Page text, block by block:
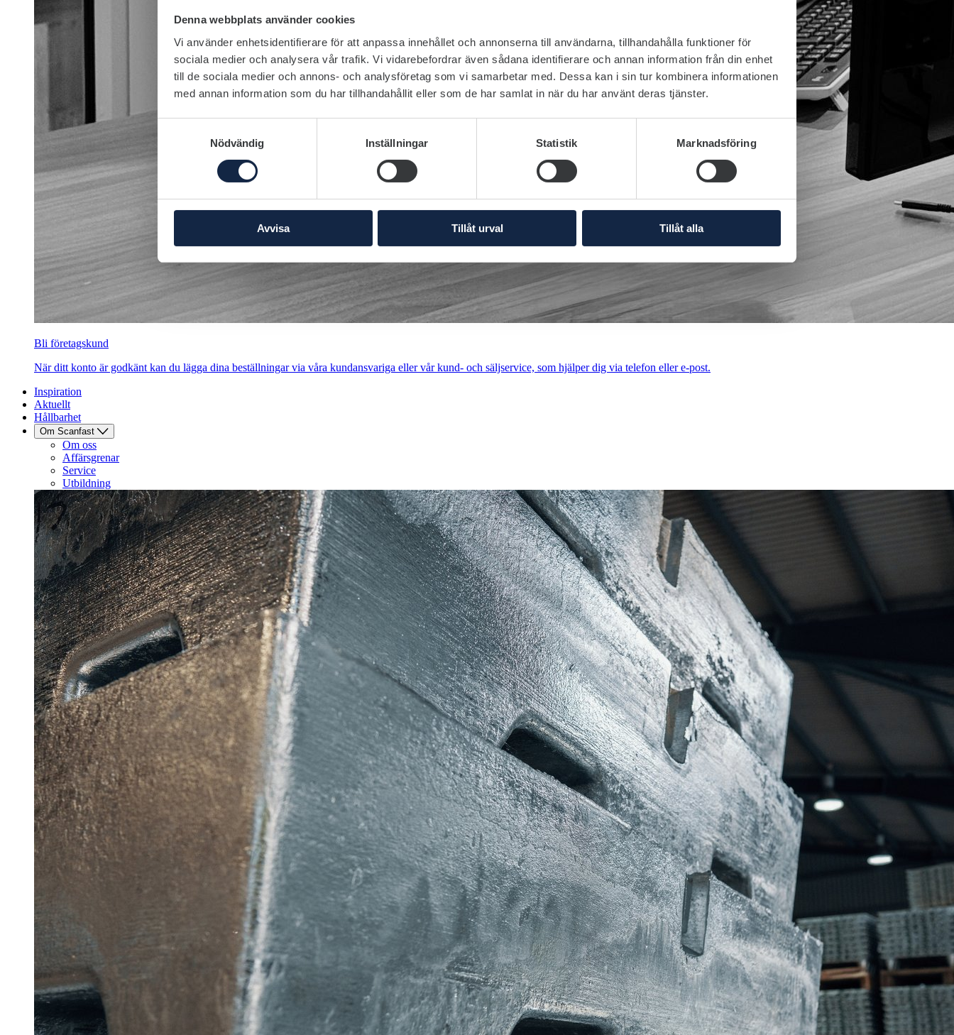
Denna webbplats använder cookies
Vi använder enhetsidentifierare för att anpassa innehållet och annonserna till användarna, tillhandahålla funktioner för
sociala medier och analysera vår trafik. Vi vidarebefordrar även sådana identifierare och annan information från din enhet
till de sociala medier och annons- och analysföretag som vi samarbetar med. Dessa kan i sin tur kombinera informationen
med annan information som du har tillhandahållit eller som de har samlat in när du har använt deras tjänster.
Nödvändig
Inställningar Statistik Marknadsföring
Avvisa Tillåt urval Tillåt alla
Bli företagskund
När ditt konto är godkänt kan du lägga dina beställningar via våra kundansvariga eller vår kund- och säljservice, som hjälper dig via telefon eller e-post.
Inspiration
Aktuellt
Hållbarhet
Om Scanfast
Om oss
Affärsgrenar
Service
Utbildning